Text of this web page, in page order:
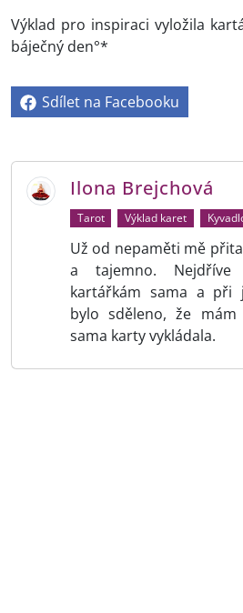
Výklad pro inspiraci vyložila
báječný den°*
Sdílet na Facebooku
Ilona Brejchová
Tarot Výklad karet
Už od nepaměti mě
a tajemno.
kartářkám sama a při
bylo sděleno, že mám
sama karty vykládala.